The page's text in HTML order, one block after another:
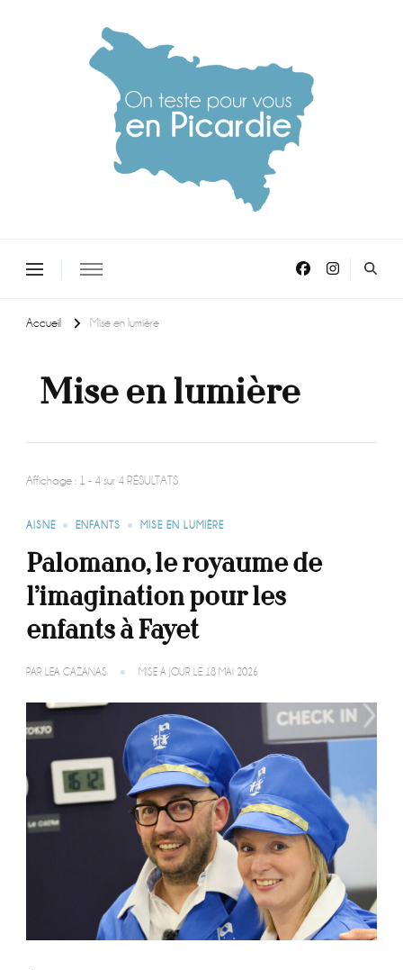
Accueil Mise en lumière
Mise en lumière
Affichage : 1 - 4 sur 4 RÉSULTATS
AISNE ENFANTS MISE EN LUMIÈRE
Palomano, le royaume de
l’imagination pour les
enfants à Fayet
PAR LÉA CAZANAS MISE À JOUR LE 18 MAI 2026